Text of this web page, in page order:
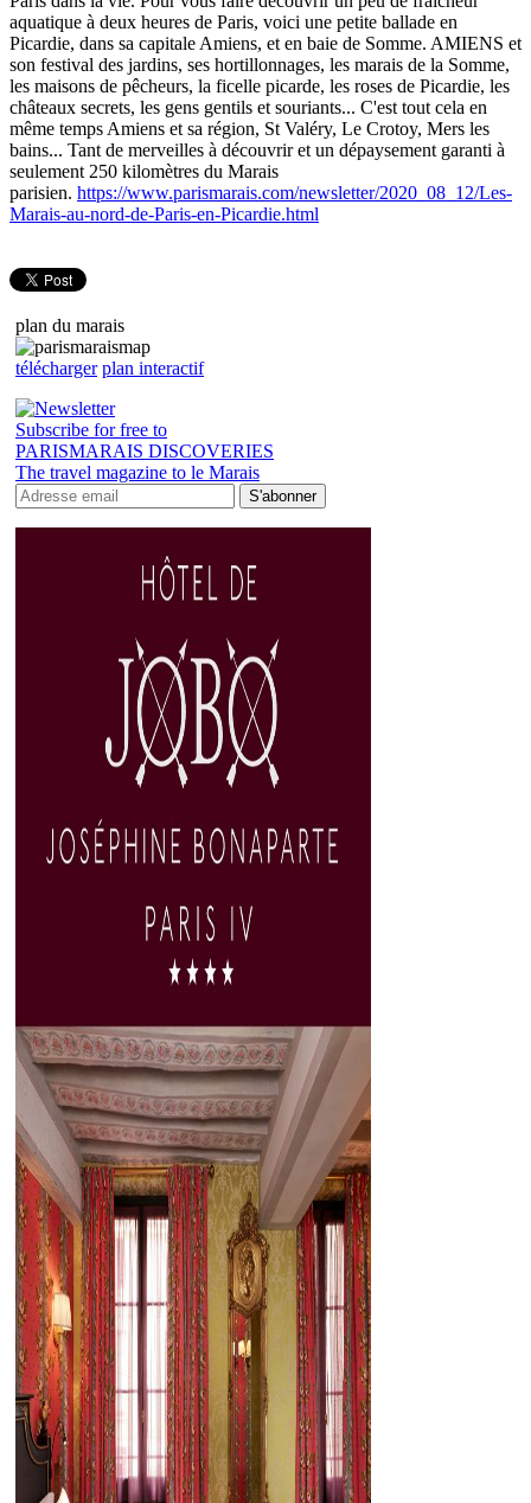
aquatique à deux heures de Paris, voici une petite ballade en
Picardie, dans sa capitale Amiens, et en baie de Somme. AMIENS et
son festival des jardins, ses hortillonnages, les marais de la Somme,
les maisons de pêcheurs, la ficelle picarde, les roses de Picardie, les
châteaux secrets, les gens gentils et souriants... C'est tout cela en
même temps Amiens et sa région, St Valéry, Le Crotoy, Mers les
bains... Tant de merveilles à découvrir et un dépaysement garanti à
seulement 250 kilomètres du Marais
parisien. https://www.parismarais.com/newsletter/2020_08_12/Les-
Marais-au-nord-de-Paris-en-Picardie.html
plan du marais
télécharger plan interactif
Subscribe for free to
PARISMARAIS DISCOVERIES
The travel magazine to le Marais